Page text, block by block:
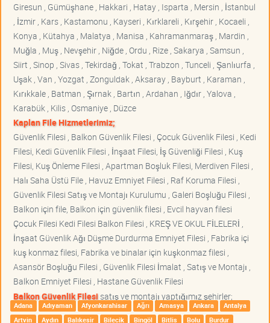
Giresun , Gümüşhane , Hakkari , Hatay , Isparta , Mersin , İstanbul
, İzmir , Kars , Kastamonu , Kayseri , Kırklareli , Kırşehir , Kocaeli ,
Konya , Kütahya , Malatya , Manisa , Kahramanmaraş , Mardin ,
Muğla , Muş , Nevşehir , Niğde , Ordu , Rize , Sakarya , Samsun ,
Siirt , Sinop , Sivas , Tekirdağ , Tokat , Trabzon , Tunceli , Şanlıurfa ,
Uşak , Van , Yozgat , Zonguldak , Aksaray , Bayburt , Karaman ,
Kırıkkale , Batman , Şırnak , Bartın , Ardahan , Iğdır , Yalova ,
Karabük , Kilis , Osmaniye , Düzce
Kaplan File Hizmetlerimiz;
Güvenlik Filesi , Balkon Güvenlik Filesi , Çocuk Güvenlik Filesi , Kedi
Filesi, Kedi Güvenlik Filesi , İnşaat Filesi, İş Güvenliği Filesi , Kuş
Filesi, Kuş Önleme Filesi , Apartman Boşluk Filesi, Merdiven Filesi ,
Halı Saha Üstü File , Havuz Emniyet Filesi , Raf Koruma Filesi ,
Güvenlik Filesi Satış ve Montajı Kurulumu , Galeri Boşluğu Filesi ,
Balkon için file, Balkon için güvenlik filesi , Evcil hayvan filesi
Çocuk Filesi Kedi Filesi Balkon Filesi , KREŞ VE OKUL FİLELERİ ,
İnşaat Güvenlik Ağı Düşme Durdurma Emniyet Filesi , Fabrika içi
kuş konmaz filesi, Fabrika ve binalar için kuşkonmaz filesi ,
Asansör Boşluğu Filesi , Güvenlik Filesi İmalat , Satış ve Montajı ,
Balkon Emniyet Filesi , Hastane Güvenlik Filesi
Balkon Güvenlik Filesisatış ve montajı yaptığımız şehirler;
Adana Adıyaman Afyonkarahisar Ağrı Amasya Ankara
Antalya
Artvin
Aydın Balıkesir Bilecik Bingöl Bitlis Bolu
Burdur